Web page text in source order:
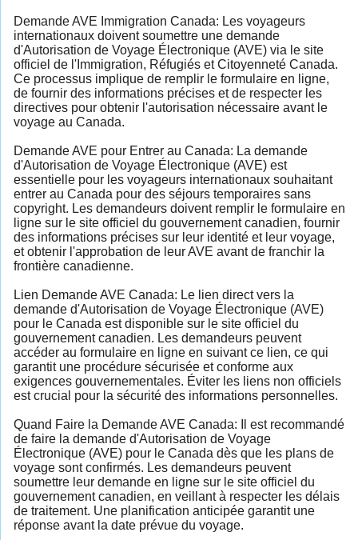
Demande AVE Immigration Canada: Les voyageurs
internationaux doivent soumettre une demande
d'Autorisation de Voyage Électronique (AVE) via le site
officiel de l'Immigration, Réfugiés et Citoyenneté Canada.
Ce processus implique de remplir le formulaire en ligne,
de fournir des informations précises et de respecter les
directives pour obtenir l'autorisation nécessaire avant le
voyage au Canada.
Demande AVE pour Entrer au Canada: La demande
d'Autorisation de Voyage Électronique (AVE) est
essentielle pour les voyageurs internationaux souhaitant
entrer au Canada pour des séjours temporaires sans
copyright. Les demandeurs doivent remplir le formulaire en
ligne sur le site officiel du gouvernement canadien, fournir
des informations précises sur leur identité et leur voyage,
et obtenir l'approbation de leur AVE avant de franchir la
frontière canadienne.
Lien Demande AVE Canada: Le lien direct vers la
demande d'Autorisation de Voyage Électronique (AVE)
pour le Canada est disponible sur le site officiel du
gouvernement canadien. Les demandeurs peuvent
accéder au formulaire en ligne en suivant ce lien, ce qui
garantit une procédure sécurisée et conforme aux
exigences gouvernementales. Éviter les liens non officiels
est crucial pour la sécurité des informations personnelles.
Quand Faire la Demande AVE Canada: Il est recommandé
de faire la demande d'Autorisation de Voyage
Électronique (AVE) pour le Canada dès que les plans de
voyage sont confirmés. Les demandeurs peuvent
soumettre leur demande en ligne sur le site officiel du
gouvernement canadien, en veillant à respecter les délais
de traitement. Une planification anticipée garantit une
réponse avant la date prévue du voyage.